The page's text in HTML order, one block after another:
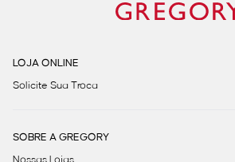
LOJA ONLINE
Solicite Sua Troca
SOBRE A GREGORY